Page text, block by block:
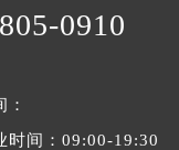
林郭勒盟市锡林浩
安盟市乌兰浩特市
0910
时间：09:00-19:30